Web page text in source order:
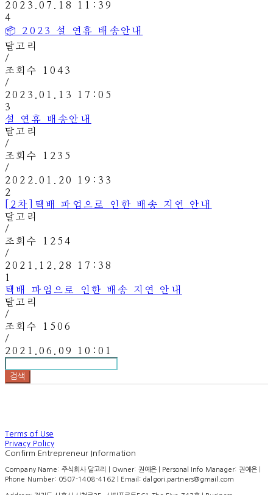
2023.07.18 11:39
4
📦 2023 설 연휴 배송안내
달고리
/
조회수
1043
/
2023.01.13 17:05
3
설 연휴 배송안내
달고리
/
조회수
1235
/
2022.01.20 19:33
2
[2차]택배 파업으로 인한 배송 지연 안내
달고리
/
조회수
1254
/
2021.12.28 17:38
1
택배 파업으로 인한 배송 지연 안내
달고리
/
조회수
1506
/
2021.06.09 10:01
검색
Terms of Use
Privacy Policy
Confirm Entrepreneur Information
Company Name: 주식회사 달고리 | Owner: 권예은 | Personal Info Manager: 권예은 |
Phone Number: 0507-1408-4162 | Email: dalgori.partners@gmail.com